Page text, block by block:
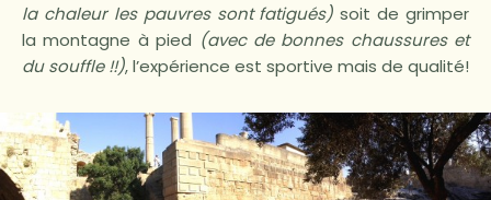
la chaleur les pauvres sont fatigués) soit de grimper
la montagne à pied (avec de bonnes chaussures et
du souffle !!), l’expérience est sportive mais de qualité!